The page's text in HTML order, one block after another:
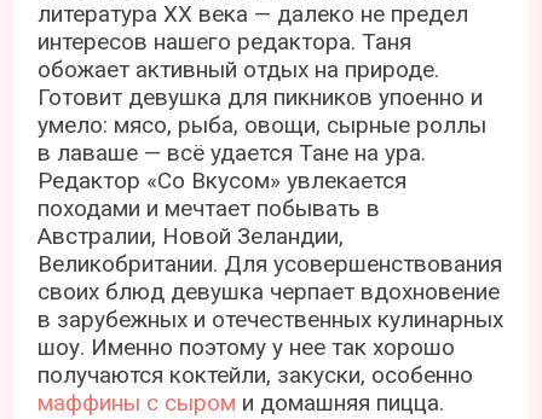
литература ХХ века — далеко не предел
интересов нашего редактора. Таня
обожает активный отдых на природе.
Готовит девушка для пикников упоенно и
умело: мясо, рыба, овощи, сырные роллы
в лаваше — всё удается Тане на ура.
Редактор «Со Вкусом» увлекается
походами и мечтает побывать в
Австралии, Новой Зеландии,
Великобритании. Для усовершенствования
своих блюд девушка черпает вдохновение
в зарубежных и отечественных кулинарных
шоу. Именно поэтому у нее так хорошо
получаются коктейли, закуски, особенно
маффины с сыром и домашняя пицца.